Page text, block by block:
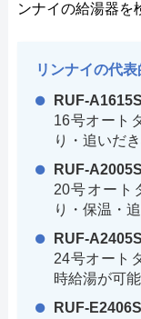
ンナイの給湯器を
リンナイの代
RUF-
16号オート
り・追いだ
RUF-
20号オート
り・保温・
RUF-
24号オート
時給湯が可
RUF-